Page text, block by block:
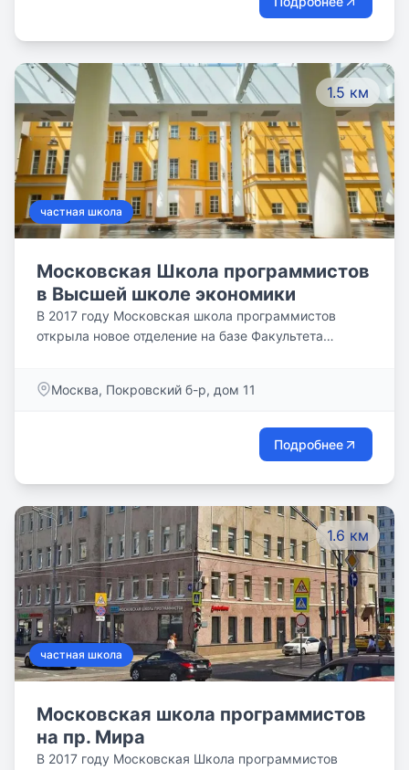
1.5 км
частная школа
Московская Школа программистов
в Высшей школе экономики
В 2017 году Московская школа программистов
открыла новое отделение на базе Факультета
Москва, Покровский б-р, дом 11
Подробнее
1.6 км
частная школа
Московская школа программистов
на пр. Мира
В 2017 году Московская Школа программистов